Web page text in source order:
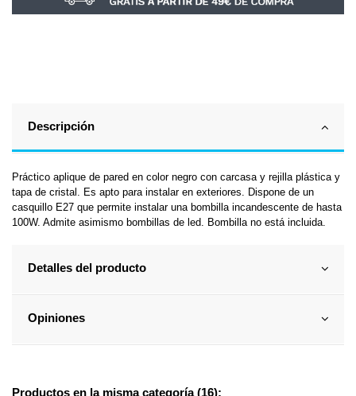
Descripción
Práctico aplique de pared en color negro con carcasa y rejilla plástica y
tapa de cristal. Es apto para instalar en exteriores. Dispone de un
casquillo E27 que permite instalar una bombilla incandescente de hasta
100W. Admite asimismo bombillas de led. Bombilla no está incluida.
Detalles del producto
Opiniones
Productos en la misma categoría (16):